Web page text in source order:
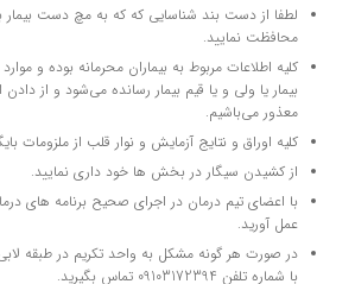
لطفا از دست بند شناسایی که که به مچ دست
محافظت نمایید.
کلیه اطلاعات مربوط به بیماران محرمانه بوده و
بیمار یا ولی و یا قیم بیمار رسانده می‌شود و از دادن
معذور می‌باشیم.
کلیه اوراق و نتایج آزمایش و نوار قلب از ملزومات
از کشیدن سیگار در بخش ها خود داری نمایید.
با اعضای تیم درمان در اجرای صحیح برنامه های
عمل آورید.
با شماره تلفن 09103172394 تماس بگیرید.